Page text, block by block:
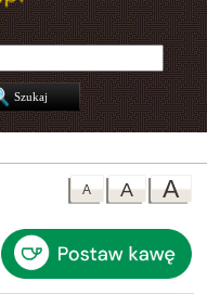
A
A
A